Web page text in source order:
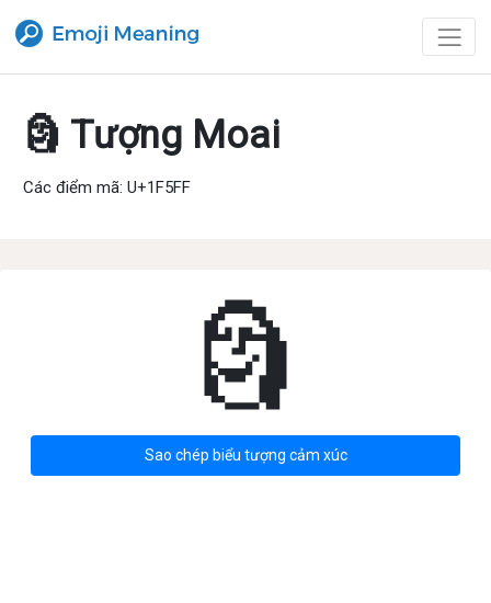
🗿 Tượng Moai
Các điểm mã: U+1F5FF
🗿
Sao chép biểu tượng cảm xúc